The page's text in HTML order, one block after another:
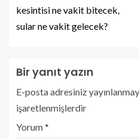
kesintisi ne vakit bitecek,
sular ne vakit gelecek?
Bir yanıt yazın
E-posta adresiniz
işaretlenmişlerdir
Yorum*